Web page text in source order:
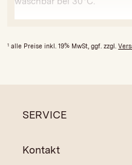
Variationen in Farbe und
Dieser Artikel kommt mit
1 alle Preise inkl. 19% MwSt, ggf. zzgl.
SERVICE
Kontakt